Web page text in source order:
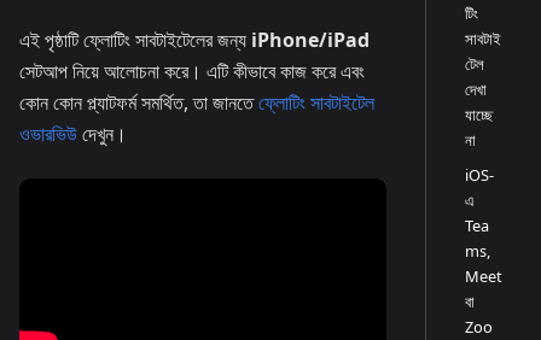
এই পৃষ্ঠাটি ফ্লোটিং সাবটাইটেলের জন্য iPhone/iPad
সেটআপ নিয়ে আলোচনা করে। এটি কীভাবে কাজ করে এবং
কোন কোন প্ল্যাটফর্ম সমর্থিত, তা জানতেফ্লোটিং সাবটাইটেল
ওভারভিউদেখুন।
টিং
সাবটাই
টেল
দেখা
যাচ্ছে
না
iOS-
এ
Tea
ms,
Meet
বা
Zoo